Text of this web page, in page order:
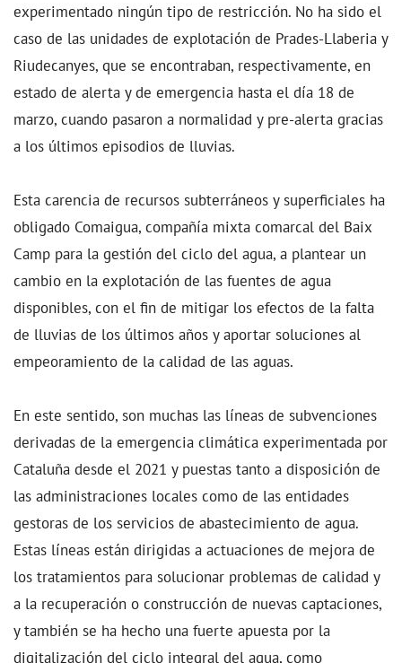
experimentado ningún tipo de restricción. No ha sido el
caso de las unidades de explotación de Prades-Llaberia y
Riudecanyes, que se encontraban, respectivamente, en
estado de alerta y de emergencia hasta el día 18 de
marzo, cuando pasaron a normalidad y pre-alerta gracias
a los últimos episodios de lluvias.
Esta carencia de recursos subterráneos y superficiales ha
obligado Comaigua, compañía mixta comarcal del Baix
Camp para la gestión del ciclo del agua, a plantear un
cambio en la explotación de las fuentes de agua
disponibles, con el fin de mitigar los efectos de la falta
de lluvias de los últimos años y aportar soluciones al
empeoramiento de la calidad de las aguas.
En este sentido, son muchas las líneas de subvenciones
derivadas de la emergencia climática experimentada por
Cataluña desde el 2021 y puestas tanto a disposición de
las administraciones locales como de las entidades
gestoras de los servicios de abastecimiento de agua.
Estas líneas están dirigidas a actuaciones de mejora de
los tratamientos para solucionar problemas de calidad y
a la recuperación o construcción de nuevas captaciones,
y también se ha hecho una fuerte apuesta por la
digitalización del ciclo integral del agua, como